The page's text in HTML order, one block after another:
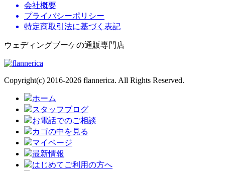
会社概要
プライバシーポリシー
特定商取引法に基づく表記
ウェディングブーケの通販専門店
Copyright(c) 2016-2026 flannerica. All Rights Reserved.
ホーム
スタッフブログ
お電話でのご相談
カゴの中を見る
マイページ
最新情報
はじめてご利用の方へ